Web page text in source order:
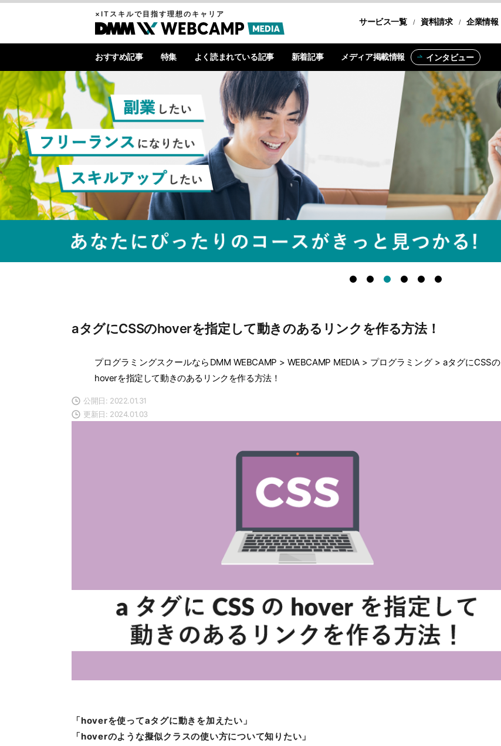
×ITスキルで目指す理想のキャリア
サービス一覧
転職コース 資料請求 企業情報
おすすめ記事 特集 よく読まれている記事 新着記事 メディア掲載情報 インタビュー
aタグにCSSのhoverを指定して動きのあるリンクを作る方法！
プログラミングスクールならDMM WEBCAMP > WEBCAMP MEDIA> プログラミング> aタグにCSSの
hoverを指定して動きのあるリンクを作る方法！
公開日: 2022.01.31
更新日: 2024.01.03
「hoverを使ってaタグに動きを加えたい」
「hoverのような擬似クラスの使い方について知りたい」